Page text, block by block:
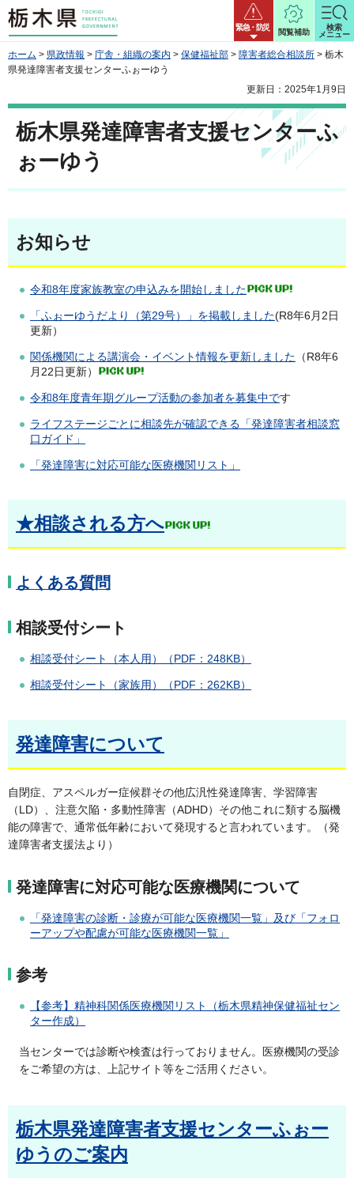
栃木県 緊急・防災
閲覧補助
検索
メニュー
ホーム > 県政情報 > 庁舎・組織の案内 > 保健福祉部 > 障害者総合相談所 > 栃木
県発達障害者支援センターふぉーゆう
更新日：2025年1月9日
栃木県発達障害者支援センターふ
ぉーゆう
お知らせ
令和8年度家族教室の申込みを開始しました
「ふぉーゆうだより（第29号）」を掲載しました(R8年6月2日
更新）
関係機関による講演会・イベント情報を更新しました （R8年6
月22日更新）
令和8年度青年期グループ活動の参加者を募集中です
ライフステージごとに相談先が確認できる「発達障害者相談窓
口ガイド」
「発達障害に対応可能な医療機関リスト」
★相談される方へ
よくある質問
相談受付シート
相談受付シート（本人用）（PDF：248KB）
相談受付シート（家族用）（PDF：262KB）
発達障害について
自閉症、アスペルガー症候群その他広汎性発達障害、学習障害
（LD）、注意欠陥・多動性障害（ADHD）その他これに類する脳機
能の障害で、通常低年齢において発現すると言われています。（発
達障害者支援法より）
発達障害に対応可能な医療機関について
「発達障害の診断・診療が可能な医療機関一覧」及び「フォロ
ーアップや配慮が可能な医療機関一覧」
参考
【参考】精神科関係医療機関リスト（栃木県精神保健福祉セン
ター作成）
当センターでは診断や検査は行っておりません。医療機関の受診
をご希望の方は、上記サイト等をご活用ください。
栃木県発達障害者支援センターふぉー
ゆうのご案内